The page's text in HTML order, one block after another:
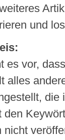
und
es vor,
alles
die
den
nicht